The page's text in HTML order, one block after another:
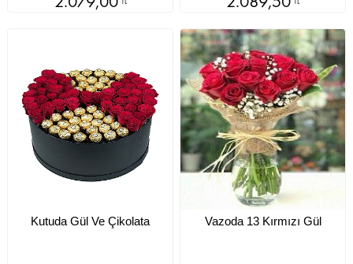
TL TL
Kutuda Gül Ve Çikolata Vazoda 13 Kırmızı Gül